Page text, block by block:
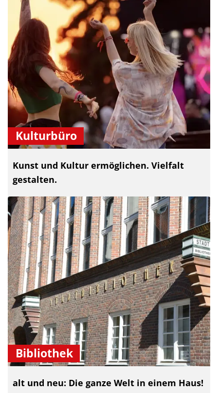
Kulturbüro
Kunst und Kultur ermöglichen. Vielfalt
gestalten.
Bibliothek
alt und neu: Die ganze Welt in einem Haus!